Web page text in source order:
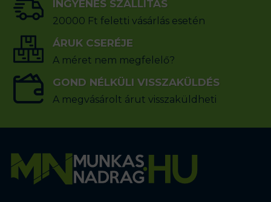
INGYENES SZÁLLÍTÁS
20000 Ft feletti vásárlás esetén
ÁRUK CSERÉJE
A méret nem megfelelő?
GOND NÉLKÜLI VISSZAKÜLDÉS
A megvásárolt árut visszaküldheti